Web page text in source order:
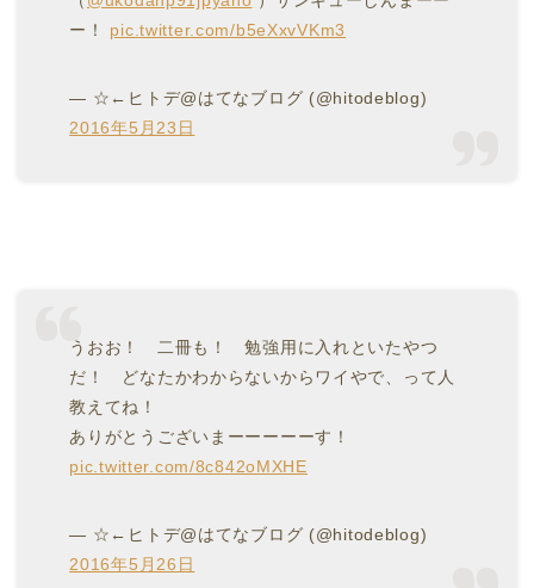
ー！ pic.twitter.com/b5eXxvVKm3
— ☆←ヒトデ@はてなブログ (@hitodeblog)
2016年5月23日
うおお！ 二冊も！ 勉強用に入れといたやつ
だ！ どなたかわからないからワイやで、って人
教えてね！
ありがとうございまーーーーーす！
pic.twitter.com/8c842oMXHE
— ☆←ヒトデ@はてなブログ (@hitodeblog)
2016年5月26日